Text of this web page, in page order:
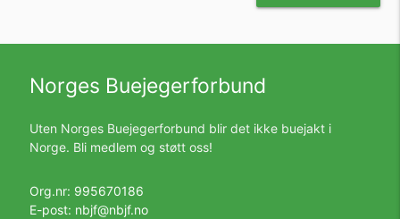
Norges Buejegerforbund
Uten Norges Buejegerforbund blir det ikke buejakt i
Norge. Bli medlem og støtt oss!
Org.nr: 995670186
E-post: nbjf@nbjf.no